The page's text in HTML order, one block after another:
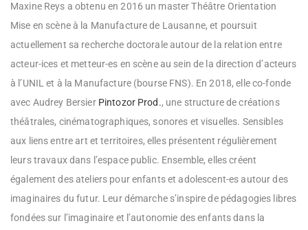
Maxine Reys a obtenu en 2016 un master Théâtre Orientation
Mise en scène à la Manufacture de Lausanne, et poursuit
actuellement sa recherche doctorale autour de la relation entre
acteur-ices et metteur-es en scène au sein de la direction d’acteurs
à l’UNIL et à la Manufacture (bourse FNS). En 2018, elle co-fonde
avec Audrey Bersier Pintozor Prod., une structure de créations
théâtrales, cinématographiques, sonores et visuelles. Sensibles
aux liens entre art et territoires, elles présentent régulièrement
leurs travaux dans l’espace public. Ensemble, elles créent
également des ateliers pour enfants et adolescent-es autour des
imaginaires du futur. Leur démarche s’inspire de pédagogies libres
fondées sur l’imaginaire et l’autonomie des enfants dans la